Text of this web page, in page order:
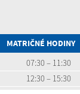
MATRIČNÉ HODINY
07:30 – 11:30
12:30 – 15:30